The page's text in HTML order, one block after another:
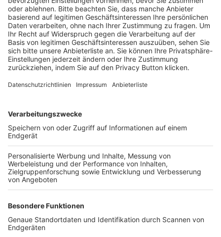
BFV-Geschäftsstellen
Trainerbörse
Login SpielPlus
FOLGE DEM BFV
TOP-VEREINE
TOP-PARTNER